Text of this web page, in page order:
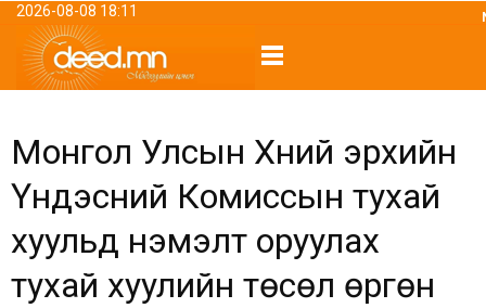
2026-08-08 18:11
Монгол Улсын Хүний эрхийн
Үндэсний Комиссын тухай
хуульд нэмэлт оруулах
тухай хуулийн төсөл өргөн